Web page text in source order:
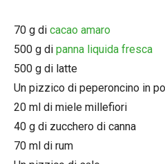
70 g di cacao amaro
500 g di panna liquida fresca
500 g di latte
Un pizzico di peperoncino in
20 ml di miele millefiori
40 g di zucchero di canna
70 ml di rum